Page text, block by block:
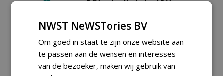
DSV zaden Nederland B.V.
Allround
magazijnmedewerker
(fulltime) bij DSV zaden
Nederland B.V.
06-08-2026, Ven Zelderheide
NWST NeWSTories BV
Om goed in staat te zijn onze website aan
te passen aan de wensen en interesses
van de bezoeker, maken wij gebruik van